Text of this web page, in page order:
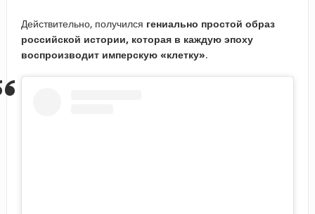
Действительно, получился гениально простой образ
российской истории, которая в каждую эпоху
воспроизводит имперскую «клетку».